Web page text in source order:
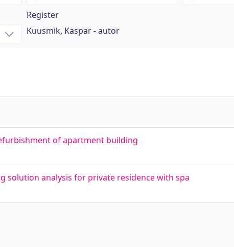
Register
Kuusmik, Kaspar - autor
of apartment building
solution analysis for private residence with spa